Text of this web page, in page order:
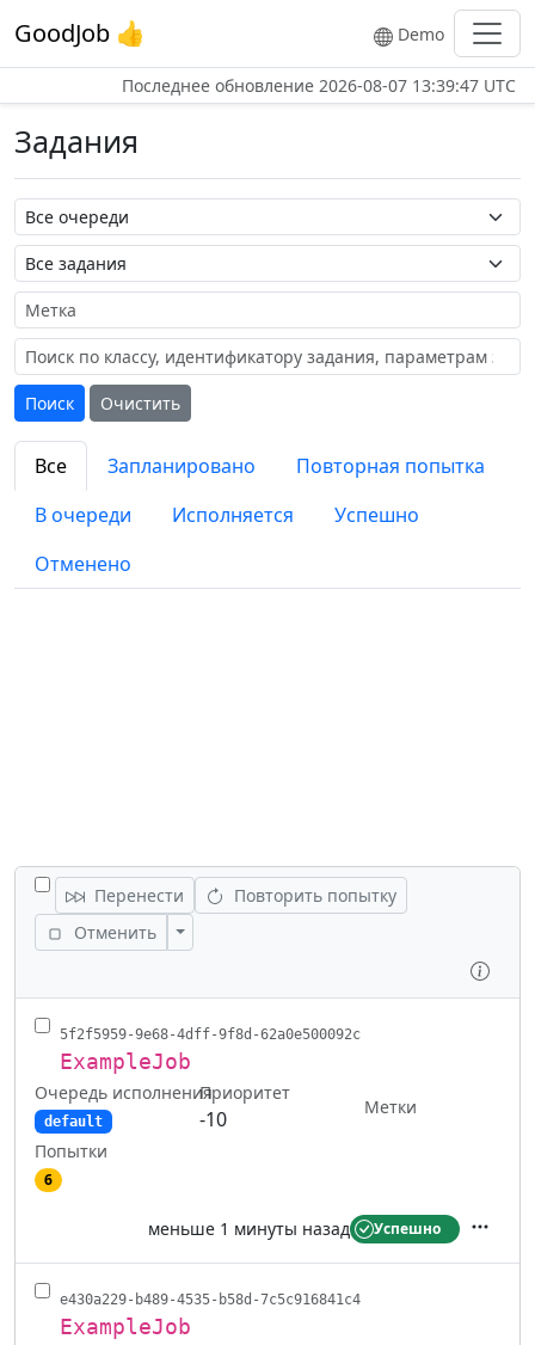
GoodJob 👍 Demo
Последнее обновление 2026-08-07 13:39:47 UTC
Задания
Название очереди
Название задания
Метка
Поиск
Очистить
Все Запланировано
Повторная попытка
В очереди
Исполняется
Успешно
Отменено
ПЕРЕКЛЮЧИТЬ ВСЕ ЗАДАНИЯ
Перенести
Повторить попытку
Отменить
Переключить действия
5f2f5959-9e68-4dff-9f8d-62a0e500092c
ExampleJob
Очередь исполнения
default
Приоритет
-10
Метки
Попытки
6
меньше 1 минуты назад Успешно
e430a229-b489-4535-b58d-7c5c916841c4
ExampleJob